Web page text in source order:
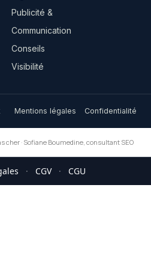
Publicité &
Communication
Conseils
Visibilité
Mentions légales Confidentialité
cher · Sofiane Boumedine, consultant SEO
· CGV · CGU